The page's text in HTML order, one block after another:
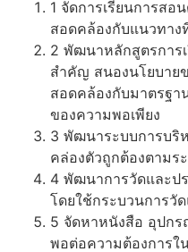
1 จัดการเรียนการสอ
สอดคล้องกับแนวทา
2 พัฒนาหลักสูตรการ
สำคัญ สนองนโยบาย
สอดคล้องกับมาตรฐ
ของความพอเพียง
3 พัฒนาระบบการบริ
คล่องตัวถูกต้องตามร
4 พัฒนาการวัดและป
โดยใช้กระบวนการวั
5 จัดหาหนังสือ อุปกร
พอต่อความต้องการใ